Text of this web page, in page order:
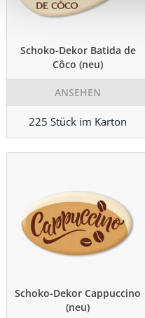
Schoko-Dekor Batida de
Côco (neu)
ANSEHEN
225 Stück im Karton
Schoko-Dekor Cappuccino
(neu)